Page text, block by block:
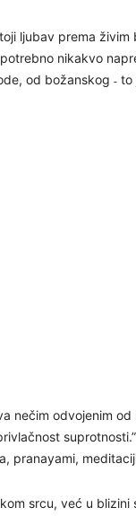
ljubav prema
nikakvo
od božanskog ˗
nečim odvojenim od
pranayami,
srcu, već u blizini